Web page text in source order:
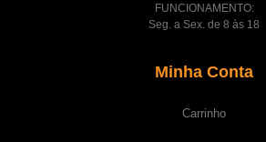
FUNCIONAMENTO:
Seg. a Sex. de 8 às 18
Minha Conta
Carrinho